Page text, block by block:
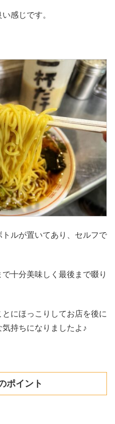
感じです。
ルが置いてあり、セルフで
十分美味しく最後まで啜り
にほっこりしてお店を後に
持ちになりましたよ♪
ポイント